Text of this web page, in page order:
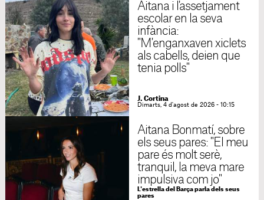
Aitana i l'assetjament
escolar en la seva
infància:
"M'enganxaven xiclets
als cabells, deien que
tenia polls"
J. Cortina
Dimarts, 4 d'agost de 2026 - 10:15
Aitana Bonmatí, sobre
els seus pares: "El meu
pare és molt serè,
tranquil, la meva mare
impulsiva com jo"
L'estrella del Barça parla dels seus
pares